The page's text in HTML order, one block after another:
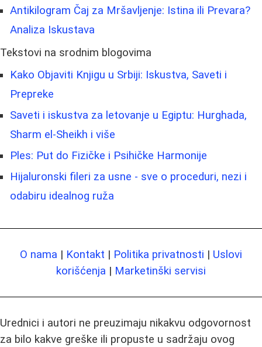
Antikilogram Čaj za Mršavljenje: Istina ili Prevara?
Analiza Iskustava
Tekstovi na srodnim blogovima
Kako Objaviti Knjigu u Srbiji: Iskustva, Saveti i
Prepreke
Saveti i iskustva za letovanje u Egiptu: Hurghada,
Sharm el-Sheikh i više
Ples: Put do Fizičke i Psihičke Harmonije
Hijaluronski fileri za usne - sve o proceduri, nezi i
odabiru idealnog ruža
O nama | Kontakt | Politika privatnosti | Uslovi
korišćenja | Marketinški servisi
Urednici i autori ne preuzimaju nikakvu odgovornost
za bilo kakve greške ili propuste u sadržaju ovog